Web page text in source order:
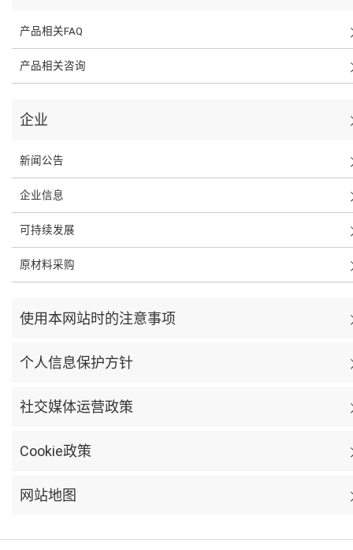
产品相关FAQ
产品相关咨询
企业
新闻公告
企业信息
可持续发展
原材料采购
使用本网站时的注意事项
个人信息保护方针
社交媒体运营政策
Cookie政策
网站地图